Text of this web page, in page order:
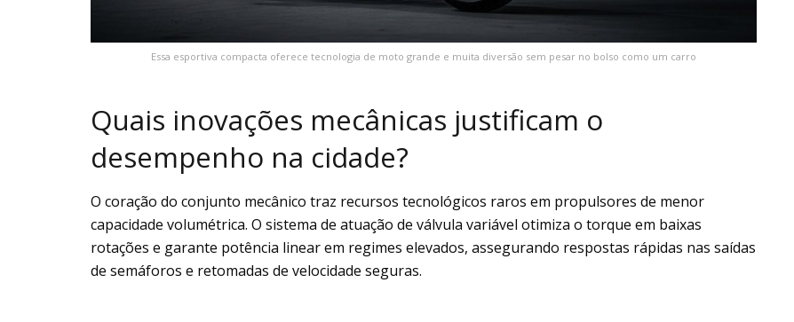
Essa esportiva compacta oferece tecnologia de moto grande e muita diversão sem pesar no bolso como um carro
Quais inovações mecânicas justificam o
desempenho na cidade?
O coração do conjunto mecânico traz recursos tecnológicos raros em propulsores de menor
capacidade volumétrica. O sistema de atuação de válvula variável otimiza o torque em baixas
rotações e garante potência linear em regimes elevados, assegurando respostas rápidas nas saídas
de semáforos e retomadas de velocidade seguras.